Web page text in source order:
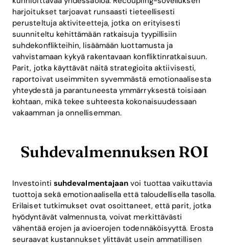
Home
Blog
Download
harjoitukset tarjoavat runsaasti tieteellisesti
perusteltuja aktiviteetteja, jotka on erityisesti
suunniteltu kehittämään ratkaisuja tyypillisiin
suhdekonflikteihin, lisäämään luottamusta ja
vahvistamaan kykyä rakentavaan konfliktinratkaisuun.
Parit, jotka käyttävät näitä strategioita aktiivisesti,
raportoivat useimmiten syvemmästä emotionaalisesta
yhteydestä ja parantuneesta ymmärryksestä toisiaan
kohtaan, mikä tekee suhteesta kokonaisuudessaan
vakaamman ja onnellisemman.
Suhdevalmennuksen ROI
Investointi suhdevalmentajaan voi tuottaa vaikuttavia
tuottoja sekä emotionaalisella että taloudellisella tasolla.
Erilaiset tutkimukset ovat osoittaneet, että parit, jotka
hyödyntävät valmennusta, voivat merkittävästi
vähentää erojen ja avioerojen todennäköisyyttä. Erosta
seuraavat kustannukset ylittävät usein ammatillisen